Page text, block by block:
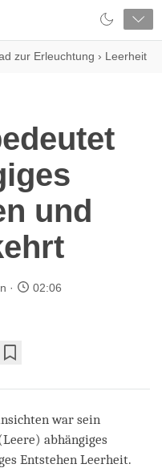
zur Erleuchtung › Leerheit
und
02:06
war sein
abhängiges
Entstehen Leerheit.